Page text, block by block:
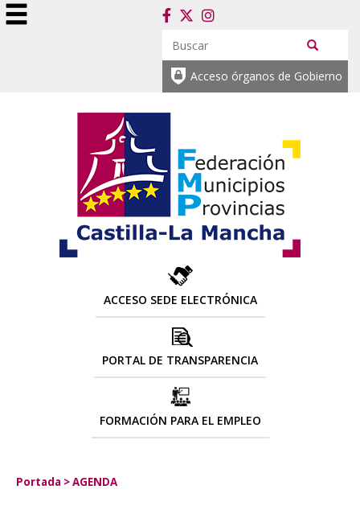
Acceso órganos de Gobierno
ACCESO SEDE ELECTRÓNICA
PORTAL DE TRANSPARENCIA
FORMACIÓN PARA EL EMPLEO
Portada >AGENDA